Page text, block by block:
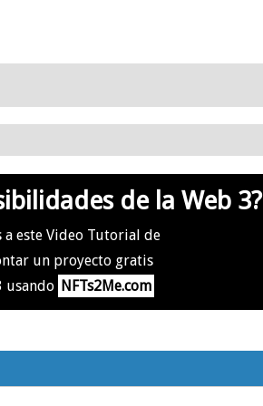
de la Web 3?
a este Video Tutorial de
un proyecto gratis
usando NFTs2Me.com